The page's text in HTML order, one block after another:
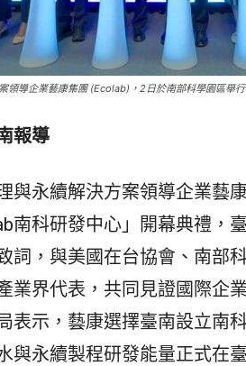
領導企業藝康集團 (Ecolab)，2日於南部科學園區舉
報導
與永續解決方案領導企業藝
南科研發中心」開幕典禮，
詞，與美國在台協會、南部
業界代表，共同見證國際企
表示，藝康選擇臺南設立南
與永續製程研發能量正式在